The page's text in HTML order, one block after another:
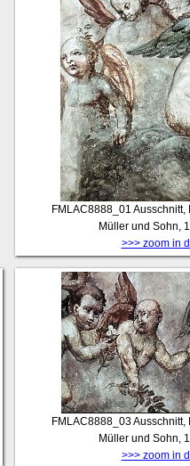
FMLAC8888_01 Ausschnitt,
Müller und Sohn,
>>> zoom in
FMLAC8888_03Ausschnitt,
Müller und Sohn,
>>> zoom in